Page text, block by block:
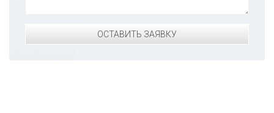
ОСТАВИТЬ ЗАЯВКУ